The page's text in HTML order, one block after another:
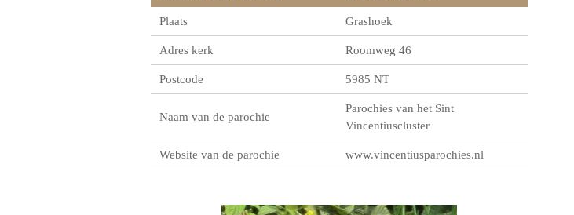
Plaats Grashoek
Adres kerk Roomweg 46
Postcode 5985 NT
Naam van de parochie
Parochies van het Sint
Vincentiuscluster
Website van de parochie www.vincentiusparochies.nl